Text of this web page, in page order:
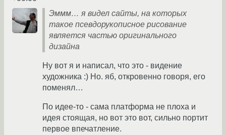
Эммм… я видел сайты, на которых
такое псевдорукописное рисование
является частью оригинального
дизайна
Ну вот я и написал, что это - видение
художника :) Но. яб, откровенно говоря, его
поменял…
По идее-то - сама платформа не плоха и
идея стоящая, но вот это вот, сильно портит
первое впечатление.